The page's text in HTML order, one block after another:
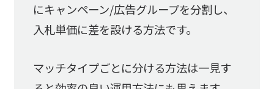
にキャンペーン/広告グループを分割し、
入札単価に差を設ける方法です。
マッチタイプごとに分ける方法は一見す